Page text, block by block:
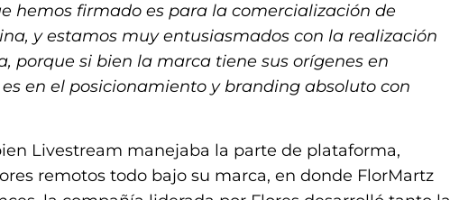
hemos firmado es para la comercialización de
y estamos muy entusiasmados con la realización
porque si bien la marca tiene sus orígenes en
en el posicionamiento y branding absoluto con
Livestream manejaba la parte de plataforma,
remotos todo bajo su marca, en donde FlorMartz